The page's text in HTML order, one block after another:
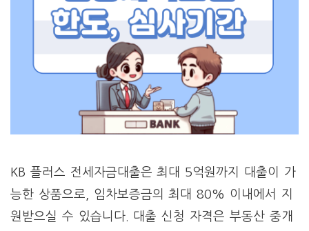
KB 플러스 전세자금대출은 최대 5억원까지 대출이 가
능한 상품으로, 임차보증금의 최대 80% 이내에서 지
원받으실 수 있습니다. 대출 신청 자격은 부동산 중개